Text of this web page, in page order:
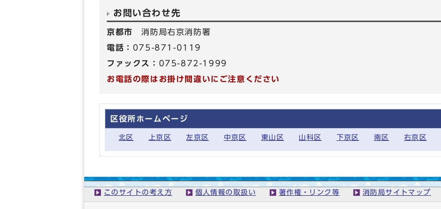
お問い合わせ先
京都市消防局右京消防署
電話： 075-871-0119
ファックス： 075-872-1999
お電話の際はお掛け間違いにご注意ください
区役所ホームページ
北区 上京区 左京区 中京区 東山区 山科区 下京区 南区 右京区
このサイトの考え方 個人情報の取扱い 著作権・リンク等 消防局サイトマップ